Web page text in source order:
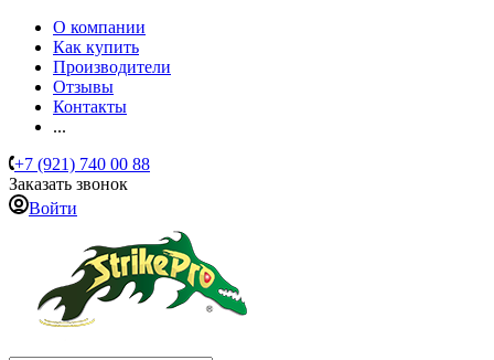
О компании
Как купить
Производители
Отзывы
Контакты
...
+7 (921) 740 00 88
Заказать звонок
Войти